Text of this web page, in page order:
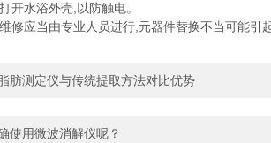
水浴外壳,以防触电。
应当由专业人员进行,元器件替换不当可能引
肪测定仪与传统提取方法对比优势
使用微波消解仪呢？